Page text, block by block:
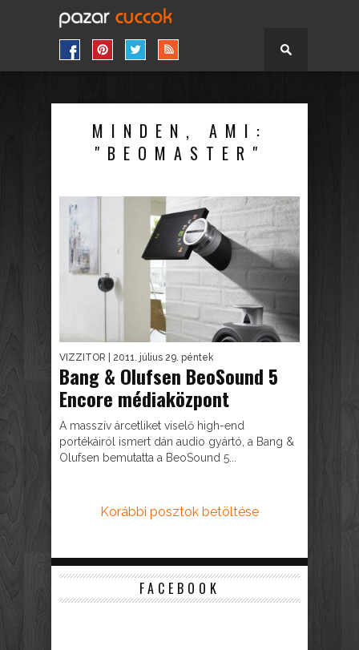
MINDEN, AMI:
"BEOMASTER"
VIZZITOR | 2011. július 29. péntek
Bang & Olufsen BeoSound 5
Encore médiaközpont
A masszív árcetliket viselő high-end
portékáiról ismert dán audio gyártó, a Bang &
Olufsen bemutatta a BeoSound 5...
Korábbi posztok betöltése
FACEBOOK